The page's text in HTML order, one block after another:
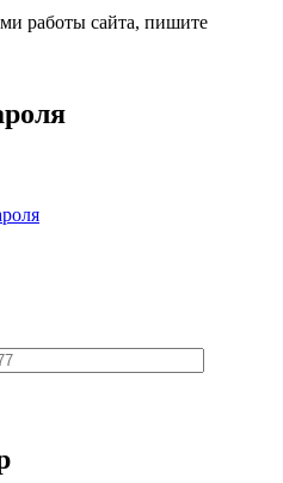
работы сайта, пишите